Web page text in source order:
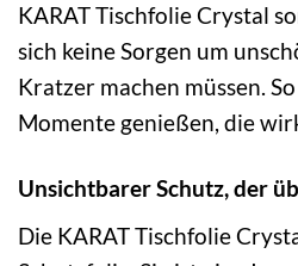
KARAT Tischfolie Crystal
sich keine Sorgen um
Kratzer machen müssen.
Momente genießen, die
Unsichtbarer Schutz, der
Die KARAT Tischfolie